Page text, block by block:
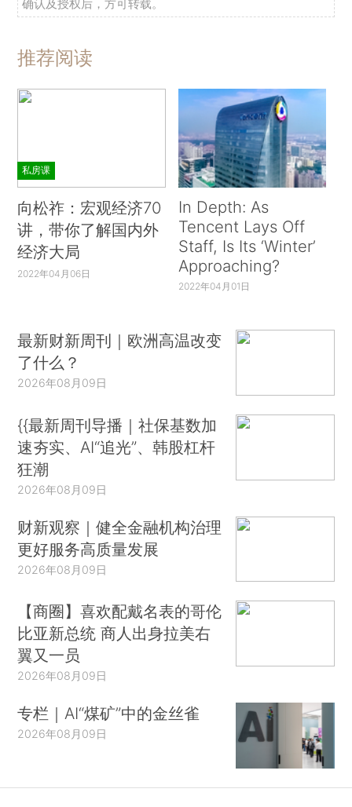
确认及授权后，方可转载。
推荐阅读
私房课
向松祚：宏观经济70
讲，带你了解国内外
经济大局
2022年04月06日
In Depth: As
Tencent Lays Off
Staff, Is Its ‘Winter’
Approaching?
2022年04月01日
最新财新周刊｜欧洲高温改变
了什么？
2026年08月09日
{{最新周刊导播｜社保基数加
速夯实、AI“追光”、韩股杠杆
狂潮
2026年08月09日
财新观察｜健全金融机构治理
更好服务高质量发展
2026年08月09日
【商圈】喜欢配戴名表的哥伦
比亚新总统 商人出身拉美右
翼又一员
2026年08月09日
专栏｜AI“煤矿”中的金丝雀
2026年08月09日